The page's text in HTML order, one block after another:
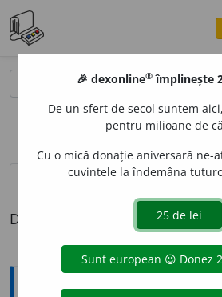
definiții (1) pronunțievolume_up (42)
Definiția cu ID-ul 780056:
Ortografice DOOM
🎉 dexonline® împlinește
De un sfert de secol suntem
pentru milioane de
Cu o mică donație aniversară ne-
cuvintele la îndemâna